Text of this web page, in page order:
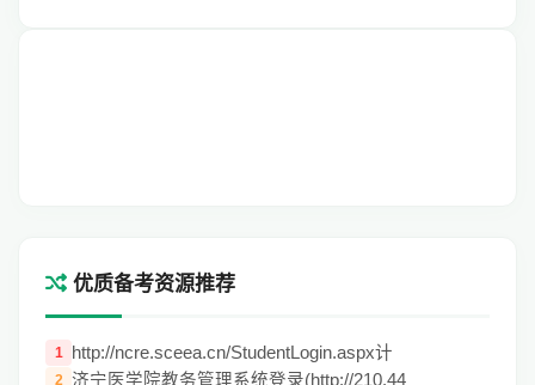
优质备考资源推荐
1 http://ncre.sceea.cn/StudentLogin.aspx计
2 济宁医学院教务管理系统登录(http://210.44